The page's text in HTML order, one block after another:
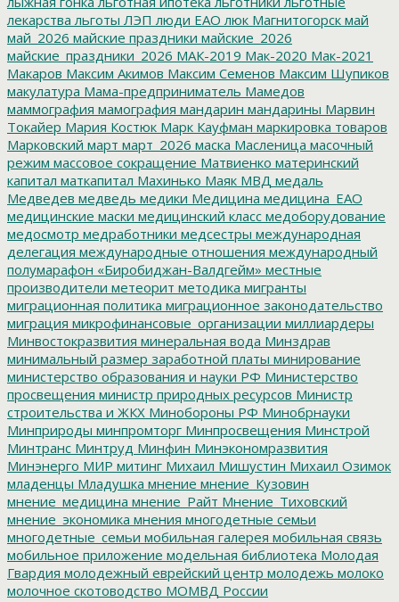
лекарства льготы ЛЭП люди ЕАО люк Магнитогорск май
май_2026 майские праздники майские_2026
майские_праздники_2026 МАК-2019 Мак-2020 Мак-2021
Макаров Максим Акимов Максим Семенов Максим Шупиков
макулатура Мама-предприниматель Мамедов
маммография мамография мандарин мандарины Марвин
Токайер Мария Костюк Марк Кауфман маркировка товаров
Марковский март март_2026 маска Масленица масочный
режим массовое сокращение Матвиенко материнский
капитал маткапитал Махинько Маяк МВД медаль
Медведев медведь медики Медицина медицина_ЕАО
медицинские маски медицинский класс медоборудование
медосмотр медработники медсестры международная
делегация международные отношения международный
полумарафон «Биробиджан-Валдгейм» местные
производители метеорит методика мигранты
миграционная политика миграционное законодательство
миграция микрофинансовые_организации миллиардеры
Минвостокразвития минеральная вода Минздрав
минимальный размер заработной платы минирование
министерство образования и науки РФ Министерство
просвещения министр природных ресурсов Министр
строительства и ЖКХ Минобороны РФ Минобрнауки
Минприроды минпромторг Минпросвещения Минстрой
Минтранс Минтруд Минфин Минэкономразвития
Минэнерго МИР митинг Михаил Мишустин Михаил Озимок
младенцы Младушка мнение мнение_Кузовин
мнение_медицина мнение_Райт Мнение_Тиховский
мнение_экономика мнения многодетные семьи
многодетные_семьи мобильная галерея мобильная связь
мобильное приложение модельная библиотека Молодая
Гвардия молодежный еврейский центр молодежь молоко
молочное скотоводство МОМВД России